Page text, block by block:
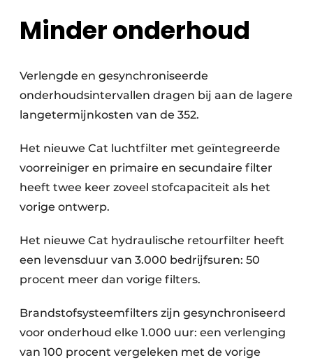
Minder onderhoud
Verlengde en gesynchroniseerde
onderhoudsintervallen dragen bij aan de lagere
langetermijnkosten van de 352.
Het nieuwe Cat luchtfilter met geïntegreerde
voorreiniger en primaire en secundaire filter
heeft twee keer zoveel stofcapaciteit als het
vorige ontwerp.
Het nieuwe Cat hydraulische retourfilter heeft
een levensduur van 3.000 bedrijfsuren: 50
procent meer dan vorige filters.
Brandstofsysteemfilters zijn gesynchroniseerd
voor onderhoud elke 1.000 uur: een verlenging
van 100 procent vergeleken met de vorige